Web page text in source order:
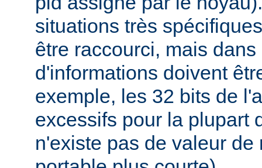
situations très
être raccourci, mais
d'informations doivent
exemple, les 32 bits de
excessifs pour la plupart
n'existe pas de valeur de